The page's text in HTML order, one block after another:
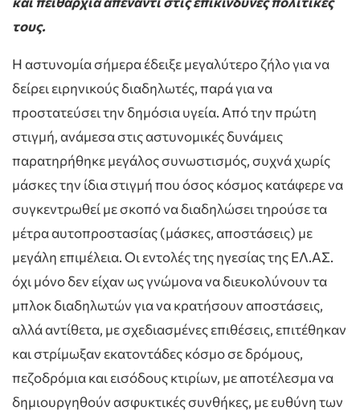
τους.
Η αστυνομία σήμερα έδειξε μεγαλύτερο ζήλο για να
δείρει ειρηνικούς διαδηλωτές, παρά για να
προστατεύσει την δημόσια υγεία. Από την πρώτη
στιγμή, ανάμεσα στις αστυνομικές δυνάμεις
παρατηρήθηκε μεγάλος συνωστισμός, συχνά χωρίς
μάσκες την ίδια στιγμή που όσος κόσμος κατάφερε να
συγκεντρωθεί με σκοπό να διαδηλώσει τηρούσε τα
μέτρα αυτοπροστασίας (μάσκες, αποστάσεις) με
μεγάλη επιμέλεια. Οι εντολές της ηγεσίας της ΕΛ.ΑΣ.
όχι μόνο δεν είχαν ως γνώμονα να διευκολύνουν τα
μπλοκ διαδηλωτών για να κρατήσουν αποστάσεις,
αλλά αντίθετα, με σχεδιασμένες επιθέσεις, επιτέθηκαν
και στρίμωξαν εκατοντάδες κόσμο σε δρόμους,
πεζοδρόμια και εισόδους κτιρίων, με αποτέλεσμα να
δημιουργηθούν ασφυκτικές συνθήκες, με ευθύνη των